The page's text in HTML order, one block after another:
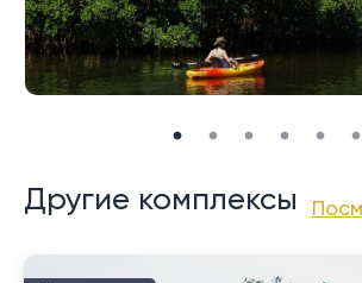
клуб Thanyapura, UWC Thailand, а
магазины и рестораны города
20-30 минутах езды.
Пхукета также удобно расположен
минутах езды на автомобиле.
Другие комплексы